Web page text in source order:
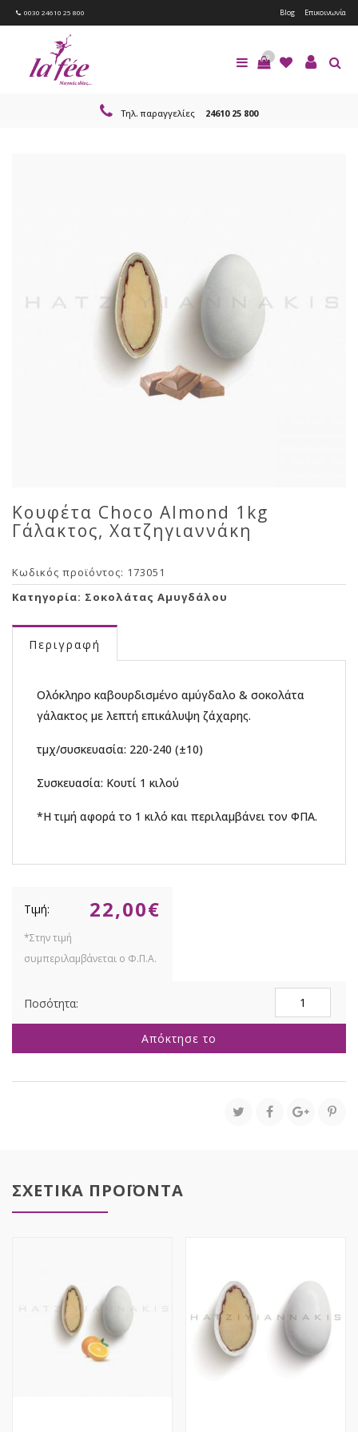
0030 24610 25 800 Blog Επικοινωνία
0
Τηλ. παραγγελίες 24610 25 800
Κουφέτα Choco Almond 1kg
Γάλακτος, Χατζηγιαννάκη
Κωδικός προϊόντος: 173051
Κατηγορία: Σοκολάτας Αμυγδάλου
Περιγραφή
Ολόκληρο καβουρδισμένο αμύγδαλο & σοκολάτα
γάλακτος με λεπτή επικάλυψη ζάχαρης.
τμχ/συσκευασία: 220-240 (±10)
Συσκευασία: Κουτί 1 κιλού
*Η τιμή αφορά το 1 κιλό και περιλαμβάνει τον ΦΠΑ.
22,00€
Choco
Almond
Γάλακτος,
Απόκτησε το
ΣΧΕΤΙΚΑ ΠΡΟΪΟΝΤΑ